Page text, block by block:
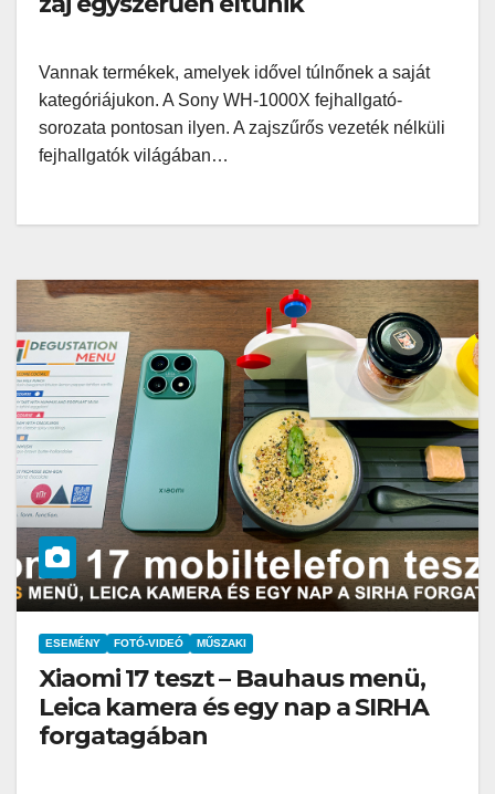
Vannak termékek, amelyek idővel túlnőnek a saját
kategóriájukon. A Sony WH-1000X fejhallgató-
sorozata pontosan ilyen. A zajszűrős vezeték nélküli
fejhallgatók világában…
ESEMÉNY FOTÓ-VIDEÓ MŰSZAKI
Xiaomi 17 teszt – Bauhaus menü,
Leica kamera és egy nap a SIRHA
forgatagában